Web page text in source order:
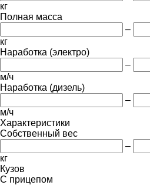
кг
Полная масса
–
кг
Наработка (электро)
–
м/ч
Наработка (дизель)
–
м/ч
Характеристики
Собственный вес
–
кг
Кузов
С прицепом